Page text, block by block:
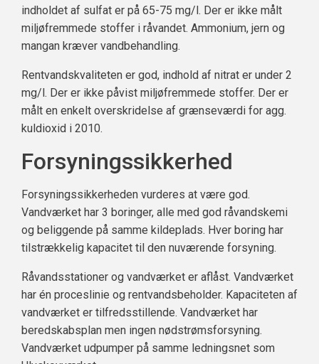
indholdet af sulfat er på 65-75 mg/l. Der er ikke målt
miljøfremmede stoffer i råvandet. Ammonium, jern og
mangan kræver vandbehandling.
Rentvandskvaliteten er god, indhold af nitrat er under 2
mg/l. Der er ikke påvist miljøfremmede stoffer. Der er
målt en enkelt overskridelse af grænseværdi for agg.
kuldioxid i 2010.
Forsyningssikkerhed
Forsyningssikkerheden vurderes at være god.
Vandværket har 3 boringer, alle med god råvandskemi
og beliggende på samme kildeplads. Hver boring har
tilstrækkelig kapacitet til den nuværende forsyning.
Råvandsstationer og vandværket er aflåst. Vandværket
har én proceslinie og rentvandsbeholder. Kapaciteten af
vandværket er tilfredsstillende. Vandværket har
beredskabsplan men ingen nødstrømsforsyning.
Vandværket udpumper på samme ledningsnet som